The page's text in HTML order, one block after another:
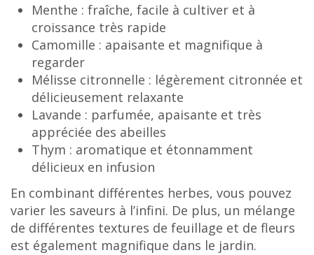
Menthe : fraîche, facile à cultiver et à
croissance très rapide
Camomille : apaisante et magnifique à
regarder
Mélisse citronnelle : légèrement citronnée et
délicieusement relaxante
Lavande : parfumée, apaisante et très
appréciée des abeilles
Thym : aromatique et étonnamment
délicieux en infusion
En combinant différentes herbes, vous pouvez
varier les saveurs à l’infini. De plus, un mélange
de différentes textures de feuillage et de fleurs
est également magnifique dans le jardin.